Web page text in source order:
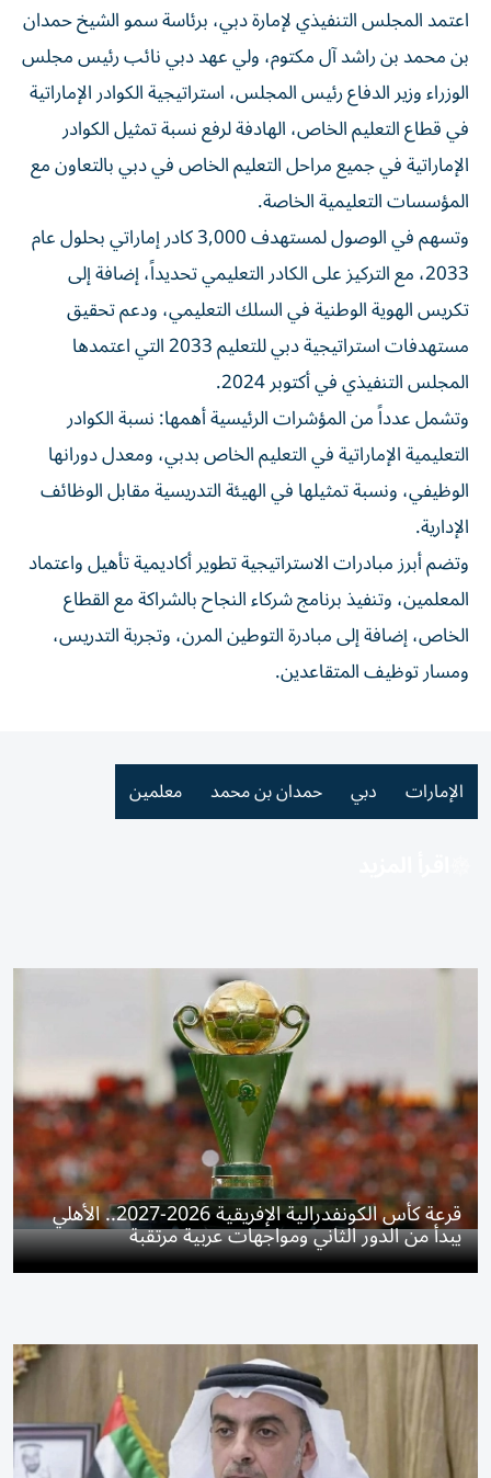
اعتمد المجلس التنفيذي لإمارة دبي، برئاسة سمو الشيخ حمدان
بن محمد بن راشد آل مكتوم، ولي عهد دبي نائب رئيس مجلس
الوزراء وزير الدفاع رئيس المجلس، استراتيجية الكوادر الإماراتية
في قطاع التعليم الخاص، الهادفة لرفع نسبة تمثيل الكوادر
الإماراتية في جميع مراحل التعليم الخاص في دبي بالتعاون مع
المؤسسات التعليمية الخاصة.
وتسهم في الوصول لمستهدف 3,000 كادر إماراتي بحلول عام
2033، مع التركيز على الكادر التعليمي تحديداً، إضافة إلى
تكريس الهوية الوطنية في السلك التعليمي، ودعم تحقيق
مستهدفات استراتيجية دبي للتعليم 2033 التي اعتمدها
المجلس التنفيذي في أكتوبر 2024.
وتشمل عدداً من المؤشرات الرئيسية أهمها: نسبة الكوادر
التعليمية الإماراتية في التعليم الخاص بدبي، ومعدل دورانها
الوظيفي، ونسبة تمثيلها في الهيئة التدريسية مقابل الوظائف
الإدارية.
وتضم أبرز مبادرات الاستراتيجية تطوير أكاديمية تأهيل واعتماد
المعلمين، وتنفيذ برنامج شركاء النجاح بالشراكة مع القطاع
الخاص، إضافة إلى مبادرة التوطين المرن، وتجربة التدريس،
ومسار توظيف المتقاعدين.
الإمارات دبي حمدان بن محمد معلمين
قرعة كأس الكونفدرالية الإفريقية 2026-2027.. الأهلي
يبدأ من الدور الثاني ومواجهات عربية مرتقبة